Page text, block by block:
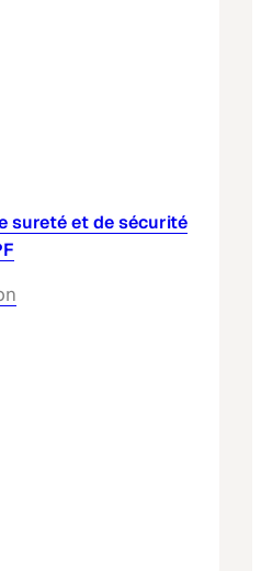
sureté et de sécurité